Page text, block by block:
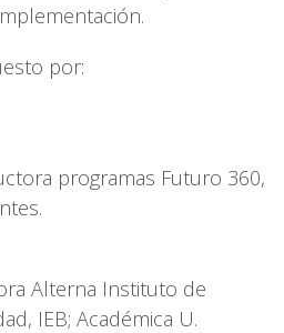
por:
programas Futuro 360,
Alterna Instituto de
IEB; Académica U.